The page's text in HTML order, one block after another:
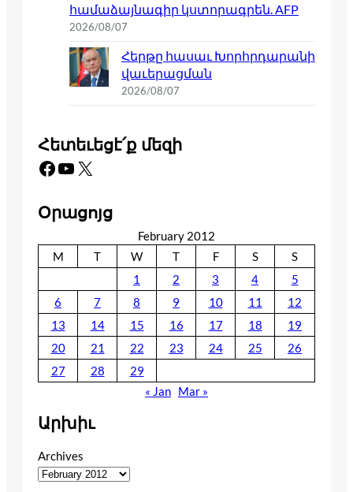
համաձայնագիր կստորագրեն. AFP
2026/08/07
Հերթը հասաւ Խորհրդարանի
վաւերացման
2026/08/07
Հետեւեցէ՛ք մեզի
Facebook YouTube X
Օրացոյց
February 2012
M
T W T F S
S
1
2 3 4
5
6
7 8 9 10 11
12
13
14 15 16 17 18
19
20
21 22 23 24 25
26
27
28
29
« Jan Mar »
Արխիւ
Archives